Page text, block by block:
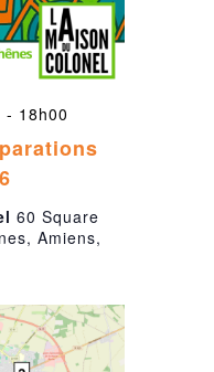
- 18h00
60 Square
Amiens,